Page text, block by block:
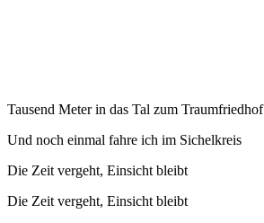
Tausend Meter in das Tal zum Traumfriedhof
Und noch einmal fahre ich im Sichelkreis
Die Zeit vergeht, Einsicht bleibt
Die Zeit vergeht, Einsicht bleibt